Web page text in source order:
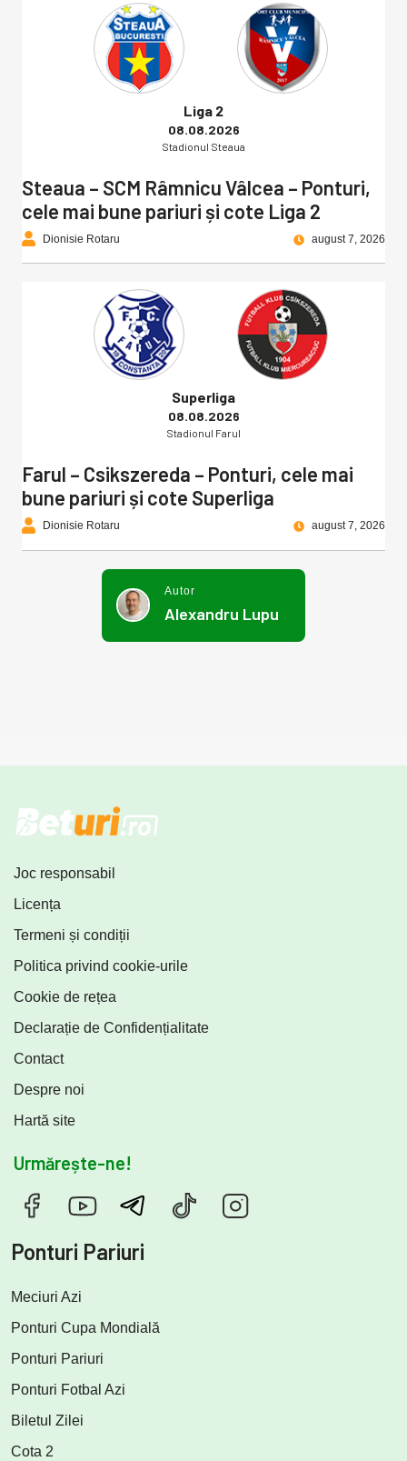
Liga 2
08.08.2026
Stadionul Steaua
Steaua – SCM Râmnicu Vâlcea – Ponturi,
cele mai bune pariuri și cote Liga 2
Dionisie Rotaru august 7, 2026
Superliga
08.08.2026
Stadionul Farul
Farul – Csikszereda – Ponturi, cele mai
bune pariuri și cote Superliga
Dionisie Rotaru august 7, 2026
Autor
Alexandru Lupu
Joc responsabil
Licența
Termeni și condiții
Politica privind cookie-urile
Cookie de rețea
Declarație de Confidențialitate
Contact
Despre noi
Hartă site
Urmărește-ne!
Ponturi Pariuri
Meciuri Azi
Ponturi Cupa Mondială
Ponturi Pariuri
Ponturi Fotbal Azi
Biletul Zilei
Cota 2